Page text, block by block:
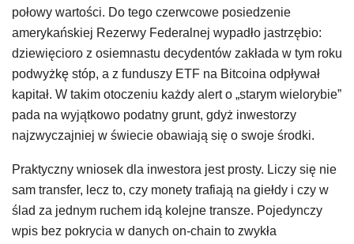
połowy wartości. Do tego czerwcowe posiedzenie
amerykańskiej Rezerwy Federalnej wypadło jastrzębio:
dziewięcioro z osiemnastu decydentów zakłada w tym roku
podwyżkę stóp, a z funduszy ETF na Bitcoina odpływał
kapitał. W takim otoczeniu każdy alert o „starym wielorybie”
pada na wyjątkowo podatny grunt, gdyż inwestorzy
najzwyczajniej w świecie obawiają się o swoje środki.
Praktyczny wniosek dla inwestora jest prosty. Liczy się nie
sam transfer, lecz to, czy monety trafiają na giełdy i czy w
ślad za jednym ruchem idą kolejne transze. Pojedynczy
wpis bez pokrycia w danych on-chain to zwykła